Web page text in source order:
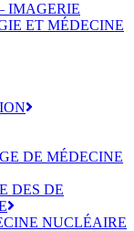
IMAGERIE
ET MÉDECINE
DE MÉDECINE
DES DE
NUCLÉAIRE